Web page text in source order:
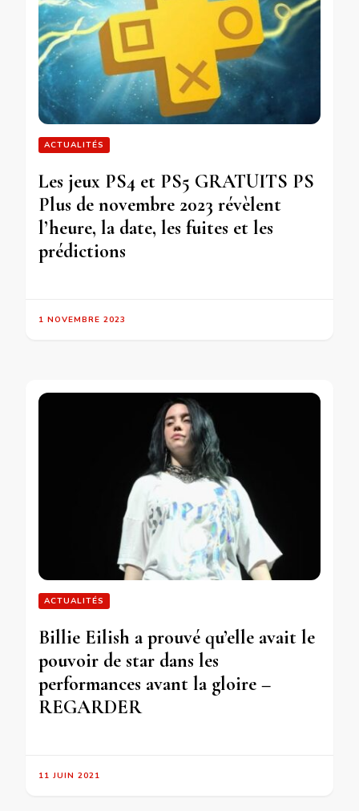
ACTUALITÉS
Les jeux PS4 et PS5 GRATUITS PS
Plus de novembre 2023 révèlent
l’heure, la date, les fuites et les
prédictions
1 NOVEMBRE 2023
ACTUALITÉS
Billie Eilish a prouvé qu’elle avait le
pouvoir de star dans les
performances avant la gloire –
REGARDER
11 JUIN 2021